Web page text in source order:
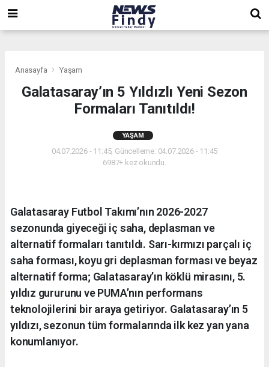
Anasayfa Yaşam
Galatasaray’ın 5 Yıldızlı Yeni Sezon
Formaları Tanıtıldı!
YAŞAM
04.07.2026 - 11:45, Güncelleme: 04.07.2026 - 11:45
6987+ kez okundu.
Galatasaray Futbol Takımı’nın 2026-2027
sezonunda giyeceği iç saha, deplasman ve
alternatif formaları tanıtıldı. Sarı-kırmızı parçalı iç
saha forması, koyu gri deplasman forması ve beyaz
alternatif forma; Galatasaray’ın köklü mirasını, 5.
yıldız gururunu ve PUMA’nın performans
teknolojilerini bir araya getiriyor. Galatasaray’ın 5
yıldızı, sezonun tüm formalarında ilk kez yan yana
konumlanıyor.